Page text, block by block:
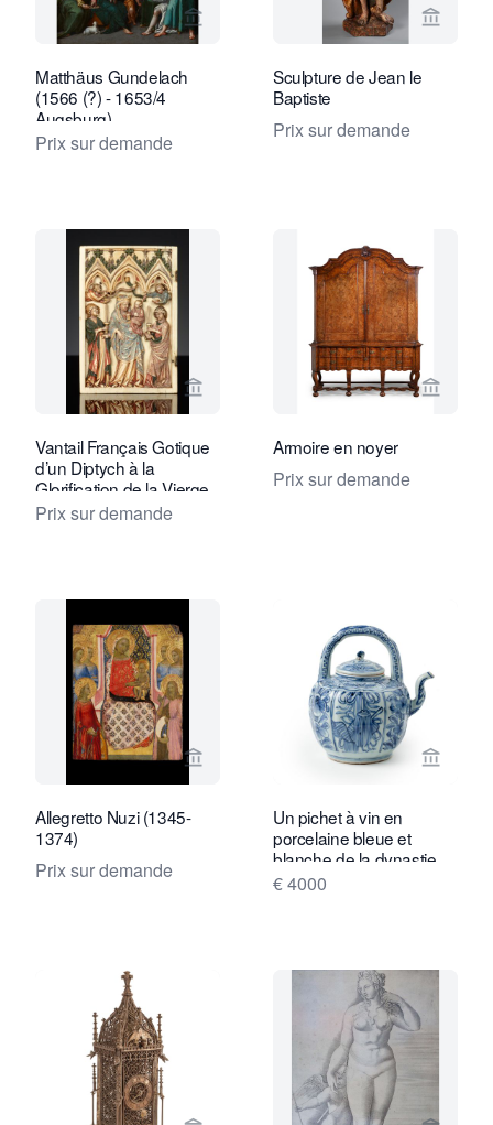
Voir la page vendeur de Kollenburg
Matthäus Gundelach
(1566 (?) - 1653/4
Augsburg)
Prix sur demande
Voir la
Sculpture de Jean le
Baptiste
Prix sur demande
Voir la page vendeur de Kollenburg
Vantail Français Gotique
d’un Diptych à la
Glorification de la Vierge
Prix sur demande
Voir la
Armoire en noyer
Prix sur demande
Voir la page vendeur de Kollenburg
Allegretto Nuzi (1345-
1374)
Prix sur demande
Voir la
Un pichet à vin en
porcelaine bleue et
blanche de la dynastie
Ming
€ 4000